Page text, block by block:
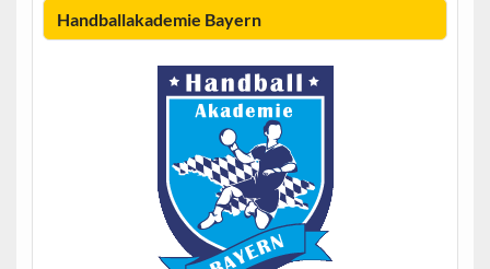
Handballakademie Bayern